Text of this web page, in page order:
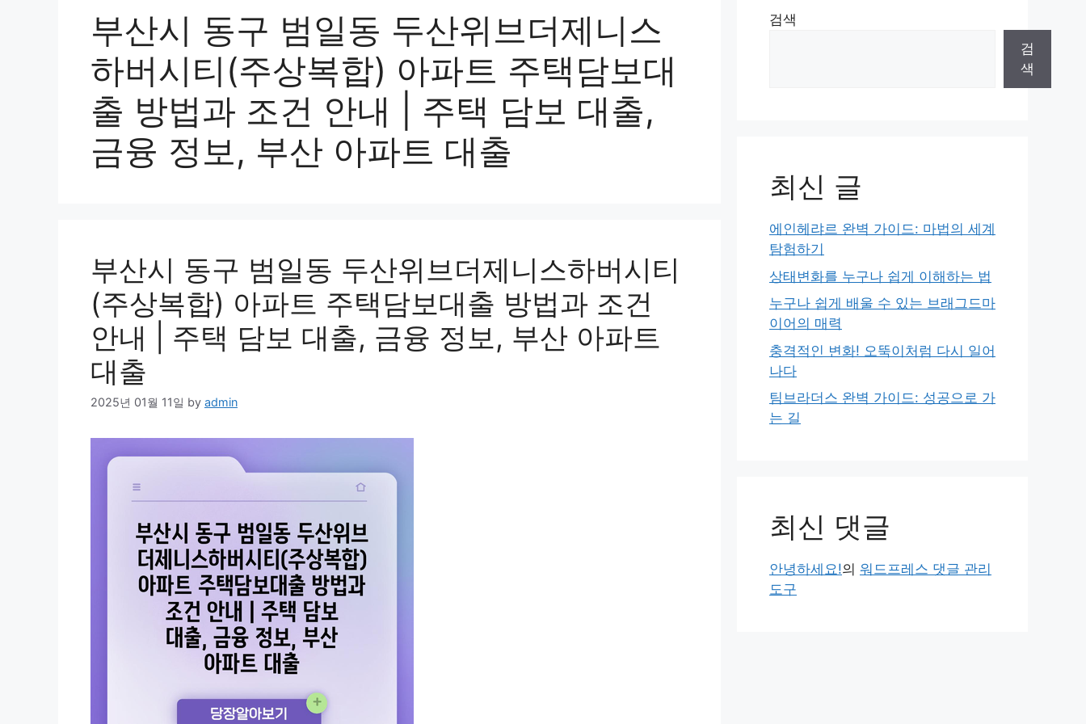
부산시 동구 범일동 두산위브더제니스
하버시티(주상복합) 아파트 주택담보대
출 방법과 조건 안내 | 주택 담보 대출,
금융 정보, 부산 아파트 대출
부산시 동구 범일동 두산위브더제니스하버시티
(주상복합) 아파트 주택담보대출 방법과 조건
안내 | 주택 담보 대출, 금융 정보, 부산 아파트
대출
2025년 01월 11일 by admin
검색
검
색
최신 글
에인헤랴르 완벽 가이드: 마법의 세계
탐험하기
상태변화를 누구나 쉽게 이해하는 법
누구나 쉽게 배울 수 있는 브래그드마
이어의 매력
충격적인 변화! 오뚝이처럼 다시 일어
나다
팀브라더스 완벽 가이드: 성공으로 가
는 길
최신 댓글
안녕하세요!의 워드프레스 댓글 관리
도구